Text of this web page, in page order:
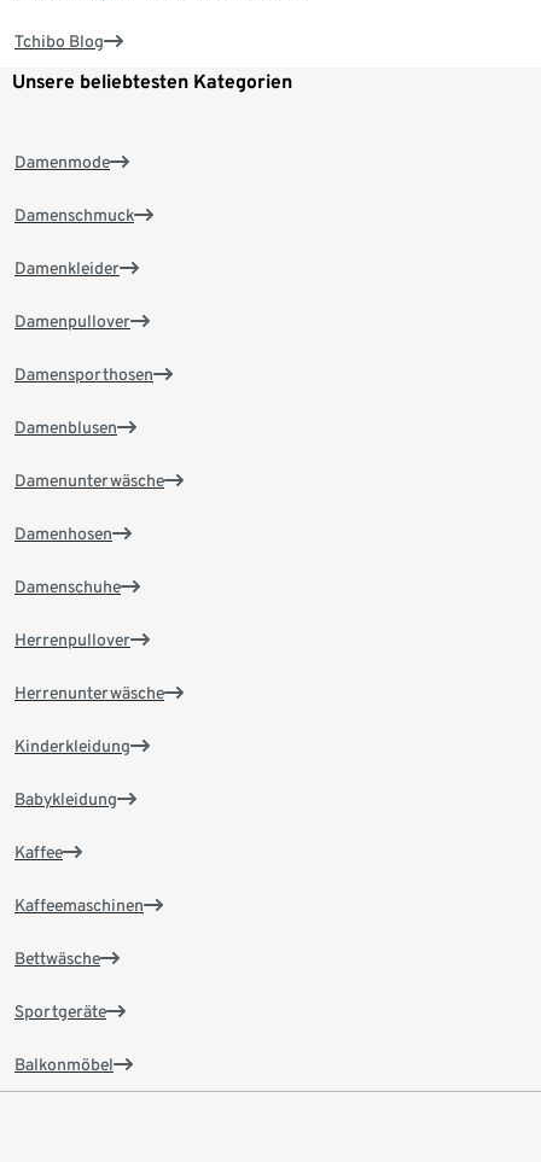
Tchibo Blog
Unsere beliebtesten Kategorien
Damenmode
Damenschmuck
Damenkleider
Damenpullover
Damensporthosen
Damenblusen
Damenunterwäsche
Damenhosen
Damenschuhe
Herrenpullover
Herrenunterwäsche
Kinderkleidung
Babykleidung
Kaffee
Kaffeemaschinen
Bettwäsche
Sportgeräte
Balkonmöbel